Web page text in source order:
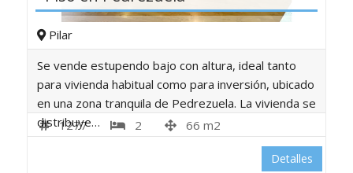
Pilar
Se vende estupendo bajo con altura, ideal tanto
para vivienda habitual como para inversión, ubicado
en una zona tranquila de Pedrezuela. La vivienda se
distribuye…
1277 2 66 m2
Detalles